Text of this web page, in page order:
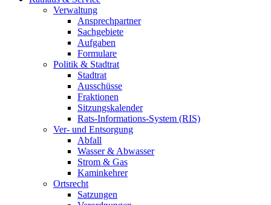
Verwaltung
Ansprechpartner
Sachgebiete
Aufgaben
Formulare
Politik & Stadtrat
Stadtrat
Ausschüsse
Fraktionen
Sitzungskalender
Rats-Informations-System (RIS)
Ver- und Entsorgung
Abfall
Wasser & Abwasser
Strom & Gas
Kaminkehrer
Ortsrecht
Satzungen